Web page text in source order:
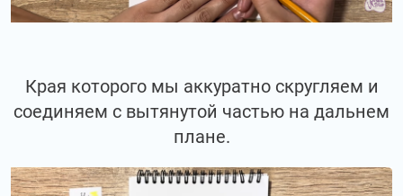
Края которого мы аккуратно скругляем и
соединяем с вытянутой частью на дальнем
плане.